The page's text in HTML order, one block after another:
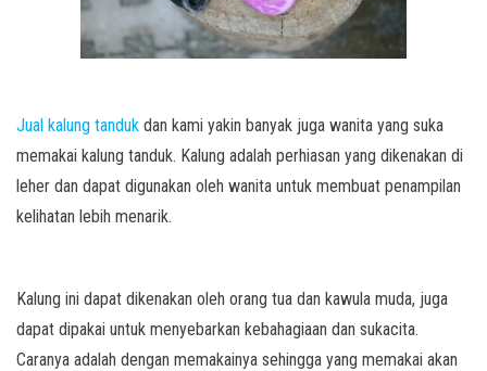
Jual kalung tanduk dan kami yakin banyak juga wanita yang suka
memakai kalung tanduk. Kalung adalah perhiasan yang dikenakan di
leher dan dapat digunakan oleh wanita untuk membuat penampilan
kelihatan lebih menarik.
Kalung ini dapat dikenakan oleh orang tua dan kawula muda, juga
dapat dipakai untuk menyebarkan kebahagiaan dan sukacita.
Caranya adalah dengan memakainya sehingga yang memakai akan